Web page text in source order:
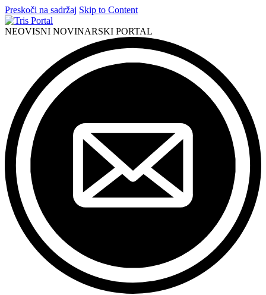
Preskoči na sadržaj Skip to Content
NEOVISNI NOVINARSKI PORTAL